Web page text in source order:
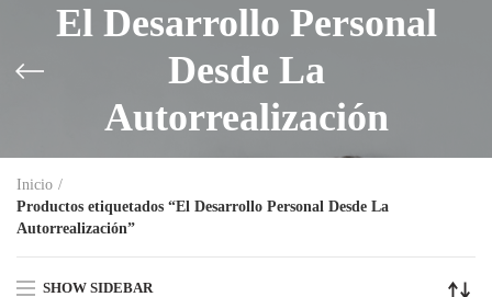
El Desarrollo Personal
Desde La
Autorrealización
Inicio
Productos etiquetados “El Desarrollo Personal Desde La
Autorrealización”
SHOW SIDEBAR